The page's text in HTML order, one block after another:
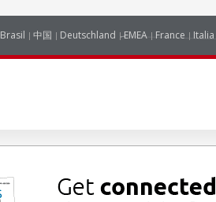
Brasil 中国 Deutschland EMEA France Italia